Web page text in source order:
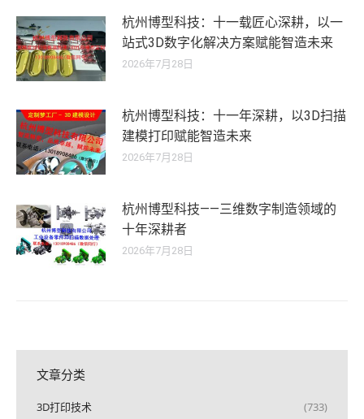
杭州博型科技：十一载匠心深耕，以一
站式3D数字化解决方案赋能智造未来
2026年7月28日
杭州博型科技：十一年深耕，以3D扫描
建模打印赋能智造未来
2026年7月28日
杭州博型科技——三维数字制造领域的
十年深耕者
2026年7月28日
文章分类
3D打印技术
(733)